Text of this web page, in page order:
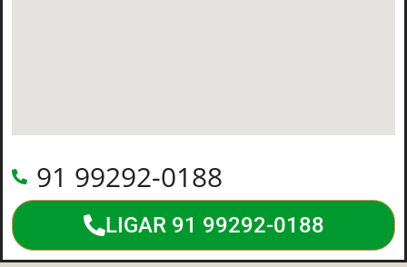
91 99292-0188
LIGAR 91 99292-0188